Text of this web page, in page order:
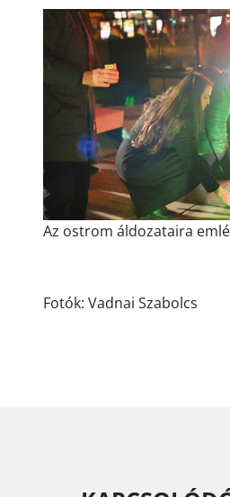
Az ostrom áldozataira
Fotók: Vadnai Szabolcs